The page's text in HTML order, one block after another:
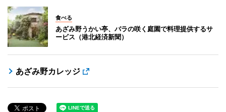
食べる
あざみ野うかい亭、バラの咲く庭園で料理提供するサ
ービス（港北経済新聞）
あざみ野カレッジ